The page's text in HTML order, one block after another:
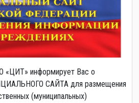
«ЦИТ» информирует Вас о
САЙТА для размещения
(муниципальных)